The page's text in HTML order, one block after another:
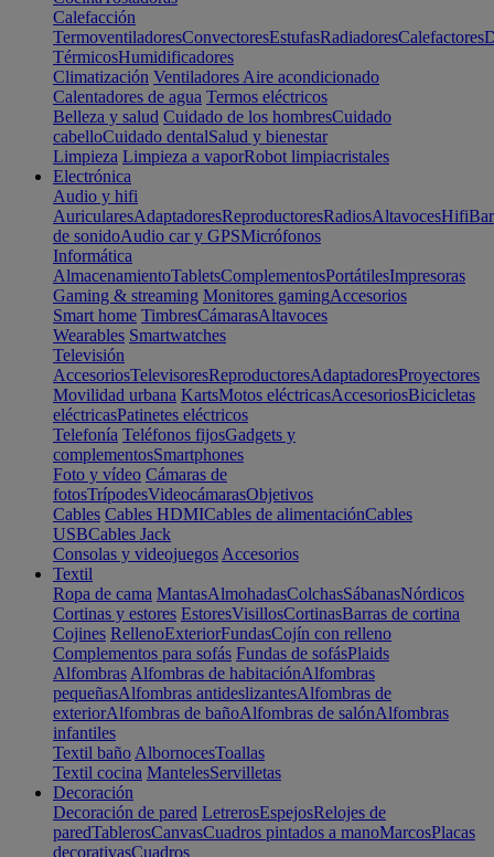
Calefacción
TermoventiladoresConvectoresEstufasRadiadoresCalefactores
TérmicosHumidificadores
Climatización Ventiladores Aire acondicionado
Calentadores de agua Termos eléctricos
Belleza y salud Cuidado de los hombresCuidado
cabelloCuidado dentalSalud y bienestar
Limpieza Limpieza a vaporRobot limpiacristales
Electrónica
Audio y hifi
AuricularesAdaptadoresReproductoresRadiosAltavocesHifi
de sonidoAudio car y GPSMicrófonos
Informática
AlmacenamientoTabletsComplementosPortátilesImpresoras
Gaming & streaming Monitores gamingAccesorios
Smart home TimbresCámarasAltavoces
Wearables Smartwatches
Televisión
AccesoriosTelevisoresReproductoresAdaptadoresProyectores
Movilidad urbana KartsMotos eléctricasAccesoriosBicicletas
eléctricasPatinetes eléctricos
Telefonía Teléfonos fijosGadgets y
complementosSmartphones
Foto y vídeo Cámaras de
fotosTrípodesVideocámarasObjetivos
Cables Cables HDMICables de alimentaciónCables
USBCables Jack
Consolas y videojuegos Accesorios
Textil
Ropa de cama MantasAlmohadasColchasSábanasNórdicos
Cortinas y estores EstoresVisillosCortinasBarras de cortina
Cojines RellenoExteriorFundasCojín con relleno
Complementos para sofás Fundas de sofásPlaids
Alfombras Alfombras de habitaciónAlfombras
pequeñasAlfombras antideslizantesAlfombras de
exteriorAlfombras de bañoAlfombras de salónAlfombras
infantiles
Textil baño AlbornocesToallas
Textil cocina MantelesServilletas
Decoración
Decoración de pared LetrerosEspejosRelojes de
paredTablerosCanvasCuadros pintados a manoMarcosPlacas
decorativasCuadros